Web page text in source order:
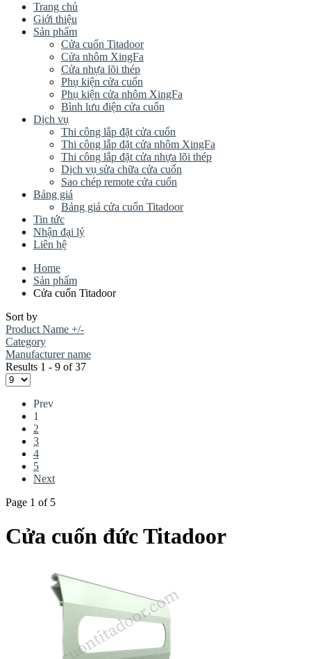
Trang chủ
Giới thiệu
Sản phẩm
Cửa cuốn Titadoor
Cửa nhôm XingFa
Cửa nhựa lõi thép
Phụ kiện cửa cuốn
Phụ kiện cửa nhôm XingFa
Bình lưu điện cửa cuốn
Dịch vụ
Thi công lắp đặt cửa cuốn
Thi công lắp đặt cửa nhôm XingFa
Thi công lắp đặt cửa nhựa lõi thép
Dịch vụ sửa chữa cửa cuốn
Sao chép remote cửa cuốn
Bảng giá
Bảng giá cửa cuốn Titadoor
Tin tức
Nhận đại lý
Liên hệ
Home
Sản phẩm
Cửa cuốn Titadoor
Sort by
Product Name +/-
Category
Manufacturer name
Results 1 - 9 of 37
Prev
1
2
3
4
5
Next
Page 1 of 5
Cửa cuốn đức Titadoor